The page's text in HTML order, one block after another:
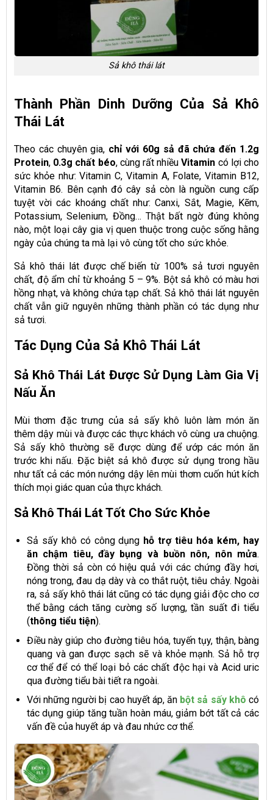
Sả khô thái lát
Thành Phần Dinh Dưỡng Của Sả Khô
Thái Lát
Theo các chuyên gia, chỉ với 60g sả đã chứa đến 1.2g
Protein, 0.3g chất béo, cùng rất nhiềuVitamin có lợi cho
sức khỏe như: Vitamin C, Vitamin A, Folate, Vitamin B12,
Vitamin B6. Bên cạnh đó cây sả còn là nguồn cung cấp
tuyệt vời các khoáng chất như: Canxi, Sắt, Magie, Kẽm,
Potassium, Selenium, Đồng… Thật bất ngờ đúng không
nào, một loại cây gia vị quen thuộc trong cuộc sống hằng
ngày của chúng ta mà lại vô cùng tốt cho sức khỏe.
Sả khô thái lát được chế biến từ 100% sả tươi nguyên
chất, độ ẩm chỉ từ khoảng 5 – 9%. Bột sả khô có màu hơi
hồng nhạt, và không chứa tạp chất. Sả khô thái lát nguyên
chất vẫn giữ nguyên những thành phần có tác dụng như
sả tươi.
Tác Dụng Của Sả Khô Thái Lát
Sả Khô Thái Lát Được Sử Dụng Làm Gia Vị
Nấu Ăn
Mùi thơm đặc trưng của sả sấy khô luôn làm món ăn
thêm dậy mùi và được các thực khách vô cùng ưa chuộng.
Sả sấy khô thường sẽ được dùng để ướp các món ăn
trước khi nấu. Đặc biệt sả khô được sử dụng trong hầu
như tất cả các món nướng dậy lên mùi thơm cuốn hút kích
thích mọi giác quan của thực khách.
Sả Khô Thái Lát Tốt Cho Sức Khỏe
Sả sấy khô có công dụng hỗ trợ tiêu hóa kém, hay
ăn chậm tiêu, đầy bụng và buồn nôn, nôn mửa.
Đồng thời sả còn có hiệu quả với các chứng đầy hơi,
nóng trong, đau dạ dày và co thắt ruột, tiêu chảy. Ngoài
ra, sả sấy khô thái lát cũng có tác dụng giải độc cho cơ
thể bằng cách tăng cường số lượng, tần suất đi tiểu
(thông tiểu tiện).
Điều này giúp cho đường tiêu hóa, tuyến tụy, thận, bàng
quang và gan được sạch sẽ và khỏe mạnh. Sả hỗ trợ
cơ thể để có thể loại bỏ các chất độc hại và Acid uric
qua đường tiểu bài tiết ra ngoài.
Với những người bị cao huyết áp, ăn bột sả sấy khô có
tác dụng giúp tăng tuần hoàn máu, giảm bớt tất cả các
vấn đề của huyết áp và đau nhức cơ thể.